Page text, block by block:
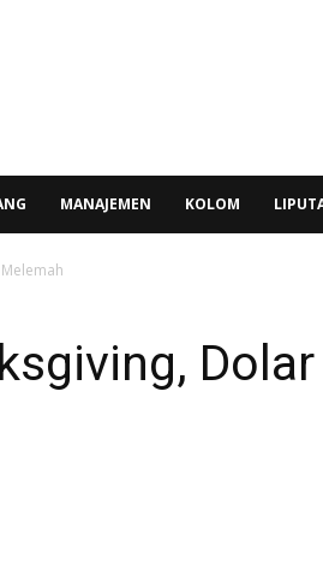
MANAJEMEN KOLOM
Dolar